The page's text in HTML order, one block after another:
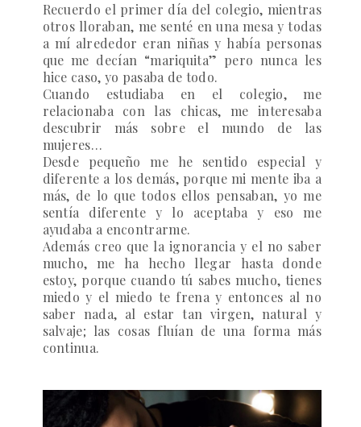
Recuerdo el primer día del colegio, mientras
otros lloraban, me senté en una mesa y todas
a mí alrededor eran niñas y había personas
que me decían “mariquita” pero nunca les
hice caso, yo pasaba de todo.
Cuando estudiaba en el colegio, me
relacionaba con las chicas, me interesaba
descubrir más sobre el mundo de las
mujeres…
Desde pequeño me he sentido especial y
diferente a los demás, porque mi mente iba a
más, de lo que todos ellos pensaban, yo me
sentía diferente y lo aceptaba y eso me
ayudaba a encontrarme.
Además creo que la ignorancia y el no saber
mucho, me ha hecho llegar hasta donde
estoy, porque cuando tú sabes mucho, tienes
miedo y el miedo te frena y entonces al no
saber nada, al estar tan virgen, natural y
salvaje; las cosas fluían de una forma más
continua.